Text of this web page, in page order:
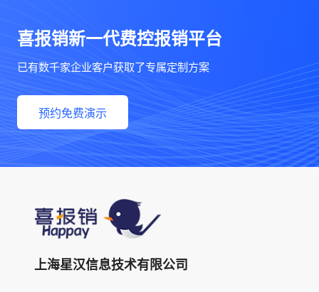
喜报销新一代费控报销平台
已有数千家企业客户获取了专属定制方案
预约免费演示
上海星汉信息技术有限公司